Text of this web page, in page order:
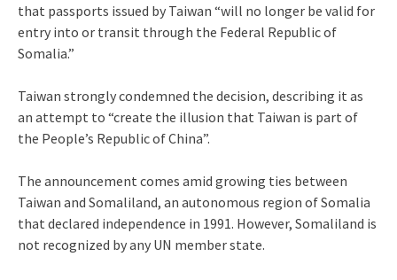
that passports issued by Taiwan “will no longer be valid for
entry into or transit through the Federal Republic of
Somalia.”
Taiwan strongly condemned the decision, describing it as
an attempt to “create the illusion that Taiwan is part of
the People’s Republic of China”.
The announcement comes amid growing ties between
Taiwan and Somaliland, an autonomous region of Somalia
that declared independence in 1991. However, Somaliland is
not recognized by any UN member state.